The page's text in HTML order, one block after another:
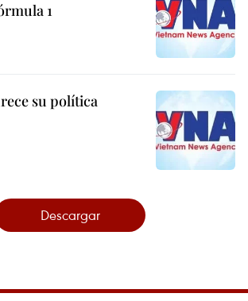
1
su política
Descargar